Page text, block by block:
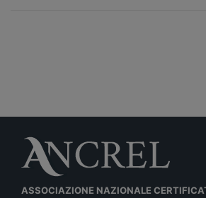
ASSOCIAZIONE NAZIONALE